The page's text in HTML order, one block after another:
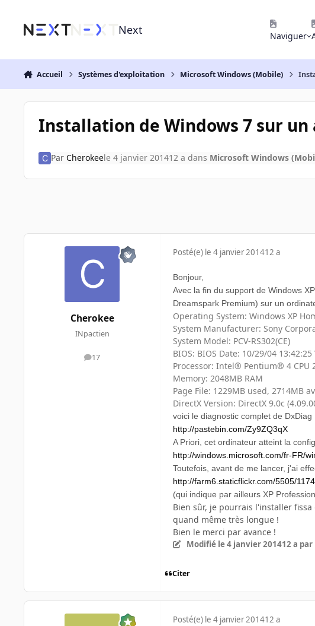
Next Naviguer
Accueil Systèmes d'exploitation Microsoft Windows (Mobile)
Installation de Windows 7 sur un
Par Cherokeele 4 janvier 201412 a dans Microsoft Windows
Cherokee
INpactien
17
messages
Posté(e) le 4 janvier 201412 a
Bonjour,
Avec la fin du support de Windows
Dreamspark Premium) sur un
Operating System: Windows XP
System Manufacturer: Sony
System Model: PCV-RS302(CE)
BIOS: BIOS Date: 10/29/04
Processor: Intel® Pentium® 4 CPU
Memory: 2048MB RAM
Page File: 1229MB used, 2714MB
DirectX Version: DirectX 9.0c
voici le diagnostic complet de DxDiag
http://pastebin.com/Zy9ZQ3qX
A Priori, cet ordinateur atteint la
http://windows.microsoft.com/fr-FR/
Toutefois, avant de me lancer, j'ai
http://farm6.staticflickr.com/5505/
(qui indique par ailleurs XP
Bien sûr, je pourrais l'installer
quand même très longue !
Bien le merci par avance !
Modifié le 4 janvier 201412 a
Citer
Posté(e) le 4 janvier 201412 a